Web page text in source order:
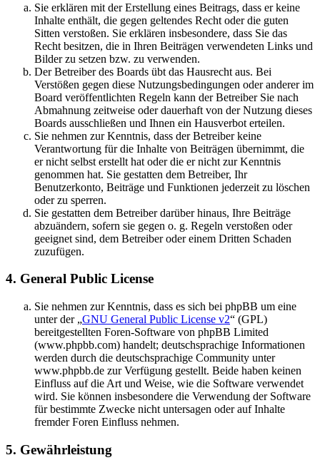
Sie erklären mit der Erstellung eines Beitrags, dass er keine
Inhalte enthält, die gegen geltendes Recht oder die guten
Sitten verstoßen. Sie erklären insbesondere, dass Sie das
Recht besitzen, die in Ihren Beiträgen verwendeten Links und
Bilder zu setzen bzw. zu verwenden.
Der Betreiber des Boards übt das Hausrecht aus. Bei
Verstößen gegen diese Nutzungsbedingungen oder anderer im
Board veröffentlichten Regeln kann der Betreiber Sie nach
Abmahnung zeitweise oder dauerhaft von der Nutzung dieses
Boards ausschließen und Ihnen ein Hausverbot erteilen.
Sie nehmen zur Kenntnis, dass der Betreiber keine
Verantwortung für die Inhalte von Beiträgen übernimmt, die
er nicht selbst erstellt hat oder die er nicht zur Kenntnis
genommen hat. Sie gestatten dem Betreiber, Ihr
Benutzerkonto, Beiträge und Funktionen jederzeit zu löschen
oder zu sperren.
Sie gestatten dem Betreiber darüber hinaus, Ihre Beiträge
abzuändern, sofern sie gegen o. g. Regeln verstoßen oder
geeignet sind, dem Betreiber oder einem Dritten Schaden
zuzufügen.
4. General Public License
Sie nehmen zur Kenntnis, dass es sich bei phpBB um eine
unter der „GNU General Public License v2“ (GPL)
bereitgestellten Foren-Software von phpBB Limited
(www.phpbb.com) handelt; deutschsprachige Informationen
werden durch die deutschsprachige Community unter
www.phpbb.de zur Verfügung gestellt. Beide haben keinen
Einfluss auf die Art und Weise, wie die Software verwendet
wird. Sie können insbesondere die Verwendung der Software
für bestimmte Zwecke nicht untersagen oder auf Inhalte
fremder Foren Einfluss nehmen.
5. Gewährleistung